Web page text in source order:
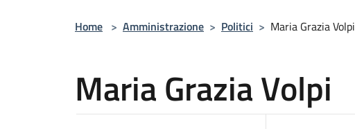
Home > Amministrazione > Politici > Maria Grazia Volpi
Maria Grazia Volpi